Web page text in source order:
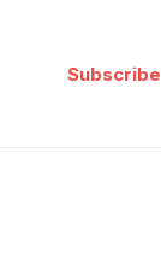
Subscribe